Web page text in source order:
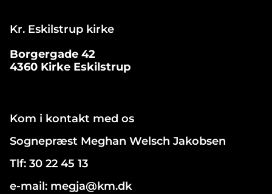
Kr. Eskilstrup kirke
Borgergade 42
4360 Kirke Eskilstrup
Kom i kontakt med os
Sognepræst Meghan Welsch Jakobsen
Tlf: 30 22 45 13
e-mail: megja@km.dk